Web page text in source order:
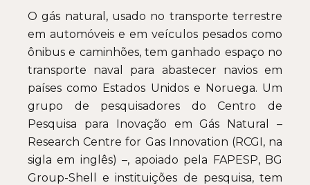
O gás natural, usado no transporte terrestre
em automóveis e em veículos pesados como
ônibus e caminhões, tem ganhado espaço no
transporte naval para abastecer navios em
países como Estados Unidos e Noruega. Um
grupo de pesquisadores do Centro de
Pesquisa para Inovação em Gás Natural –
Research Centre for Gas Innovation (RCGI, na
sigla em inglês) –, apoiado pela FAPESP, BG
Group-Shell e instituições de pesquisa, tem